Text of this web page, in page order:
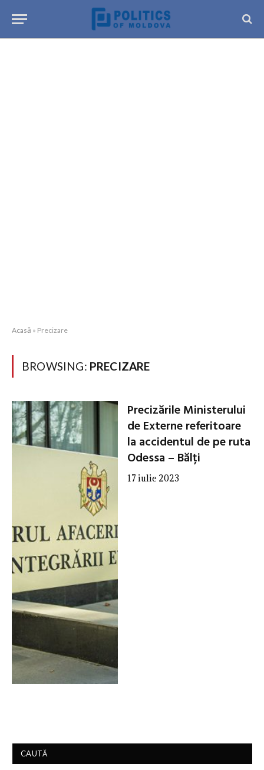
Acasă » Precizare
BROWSING: PRECIZARE
Precizările Ministerului
de Externe referitoare
la accidentul de pe ruta
Odessa – Bălți
17 iulie 2023
CAUTĂ